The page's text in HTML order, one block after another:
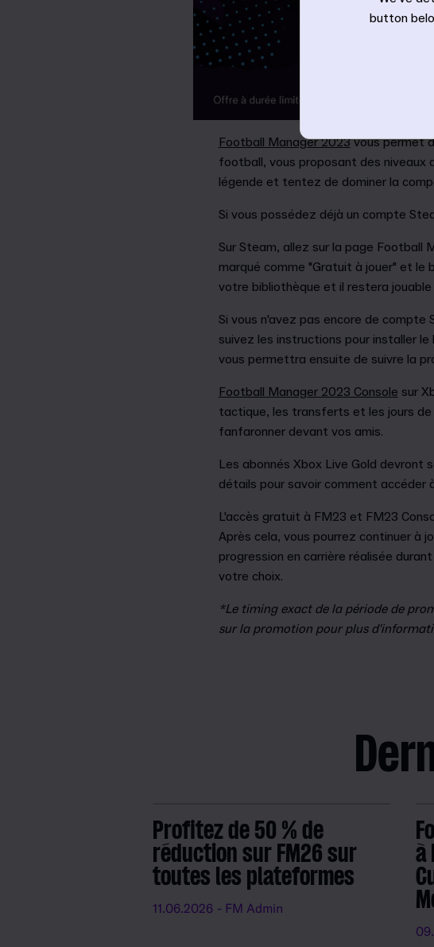
Football Manager 2023vous permet
football, vous proposant des niveaux
légende et tentez de dominer la
Si vous possédez déjà un compte
Sur Steam, allez sur la page Football
marqué comme "Gratuit à jouer" et le
votre bibliothèque et il restera
Si vous n'avez pas encore de compte
suivez les instructions pour installer
vous permettra ensuite de suivre la
Football Manager 2023 Console sur
tactique, les transferts et les jours de
fanfaronner devant vos amis.
Les abonnés Xbox Live Gold devront
détails pour savoir comment accéder
L'accès gratuit à FM23 et FM23
Après cela, vous pourrez continuer à
progression en carrière réalisée
votre choix.
*Le timing exact de la période de
sur la promotion pour plus
Profitez de 50 % de
réduction sur FM26 sur
toutes les plateformes
11.06.2026 - FM Admin
à
button